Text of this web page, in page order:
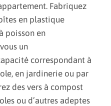
Fabriquez
en plastique
poisson en
un
correspondant à
en jardinerie ou par
des vers à compost
ou d’autres adeptes